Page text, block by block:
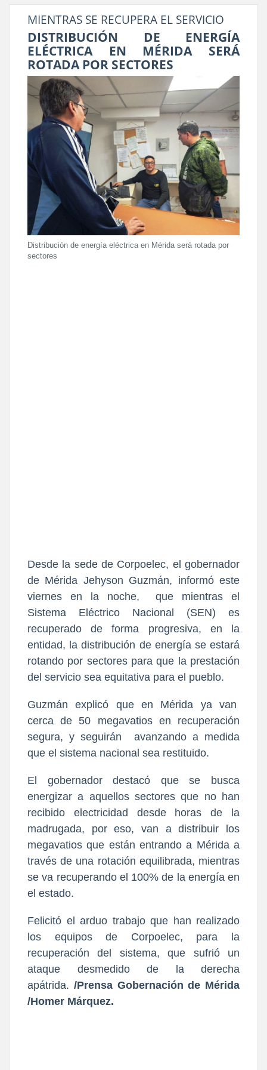
MIENTRAS SE RECUPERA EL SERVICIO
DISTRIBUCIÓN DE ENERGÍA
ELÉCTRICA EN MÉRIDA SERÁ
ROTADA POR SECTORES
Distribución de energía eléctrica en Mérida será rotada por
sectores
Desde la sede de Corpoelec, el gobernador
de Mérida Jehyson Guzmán, informó este
viernes en la noche, que mientras el
Sistema Eléctrico Nacional (SEN) es
recuperado de forma progresiva, en la
entidad, la distribución de energía se estará
rotando por sectores para que la prestación
del servicio sea equitativa para el pueblo.
Guzmán explicó que en Mérida ya van
cerca de 50 megavatios en recuperación
segura, y seguirán avanzando a medida
que el sistema nacional sea restituido.
El gobernador destacó que se busca
energizar a aquellos sectores que no han
recibido electricidad desde horas de la
madrugada, por eso, van a distribuir los
megavatios que están entrando a Mérida a
través de una rotación equilibrada, mientras
se va recuperando el 100% de la energía en
el estado.
Felicitó el arduo trabajo que han realizado
los equipos de Corpoelec, para la
recuperación del sistema, que sufrió un
ataque desmedido de la derecha
apátrida. /Prensa Gobernación de Mérida
/Homer Márquez.